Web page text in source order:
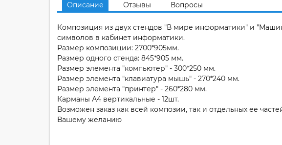
Описание Отзывы Вопросы
Композиция из двух стендов "В мире информатики" и
символов в кабинет информатики.
Размер композиции: 2700*905мм.
Размер одного стенда: 845*905 мм.
Размер элемента "компьютер" - 300*250 мм.
Размер элемента "клавиатура мышь" - 270*240 мм.
Размер элемента "принтер" - 260*280 мм.
Карманы А4 вертикальные - 12шт.
Возможен заказ как всей композии, так и отдельных ее
Вашему желанию